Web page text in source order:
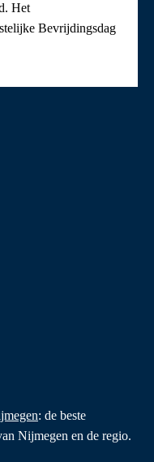
Het
Bevrijdingsdag
: de beste
Nijmegen en de regio.